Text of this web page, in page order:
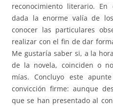
reconocimiento literario.
dada la enorme valía de
conocer las particulares
realizar con el fin de dar
Me gustaría saber si, a la
de la novela, coinciden o
mías. Concluyo este
convicción firme: aunque
que se han presentado al